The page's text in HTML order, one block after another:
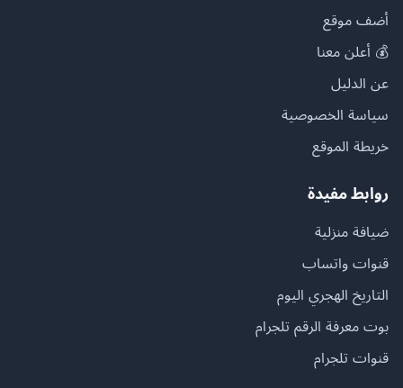
أضف موقع
💰 أعلن معنا
عن الدليل
سياسة الخصوصية
خريطة الموقع
روابط مفيدة
ضيافة منزلية
قنوات واتساب
التاريخ الهجري اليوم
بوت معرفة الرقم تلجرام
قنوات تلجرام